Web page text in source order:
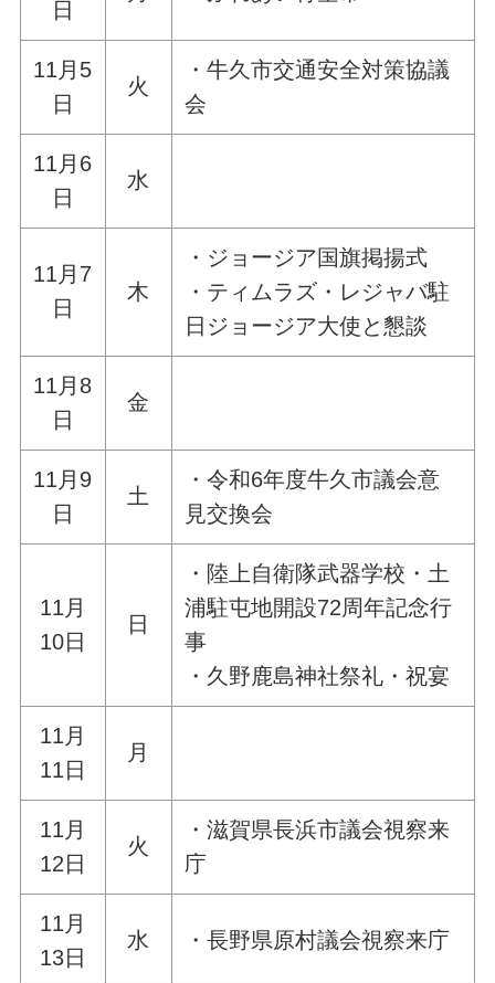
日
11月5
日
火
・牛久市交通安全対策協議
会
11月6
日
水
11月7
日
木
・ジョージア国旗掲揚式
・ティムラズ・レジャバ駐
日ジョージア大使と懇談
11月8
日
金
11月9
日
土
・令和6年度牛久市議会意
見交換会
11月
10日
日
・陸上自衛隊武器学校・土
浦駐屯地開設72周年記念行
事
・久野鹿島神社祭礼・祝宴
11月
11日
月
11月
12日
火
・滋賀県長浜市議会視察来
庁
11月
13日
水 ・長野県原村議会視察来庁